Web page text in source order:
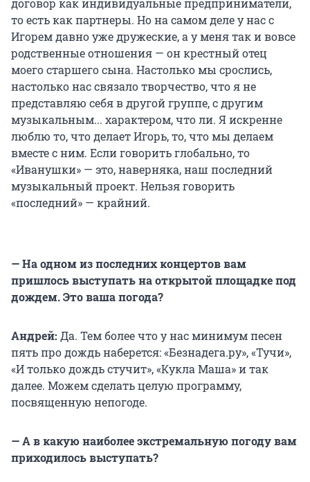
то есть как партнеры. Но на самом деле у нас с
Игорем давно уже дружеские, а у меня так и вовсе
родственные отношения — он крестный отец
моего старшего сына. Настолько мы срослись,
настолько нас связало творчество, что я не
представляю себя в другой группе, с другим
музыкальным... характером, что ли. Я искренне
люблю то, что делает Игорь, то, что мы делаем
вместе с ним. Если говорить глобально, то
«Иванушки» — это, наверняка, наш последний
музыкальный проект. Нельзя говорить
«последний» — крайний.
— На одном из последних концертов вам
пришлось выступать на открытой площадке под
дождем. Это ваша погода?
Андрей: Да. Тем более что у нас минимум песен
пять про дождь наберется: «Безнадега.ру», «Тучи»,
«И только дождь стучит», «Кукла Маша» и так
далее. Можем сделать целую программу,
посвященную непогоде.
— А в какую наиболее экстремальную погоду вам
приходилось выступать?